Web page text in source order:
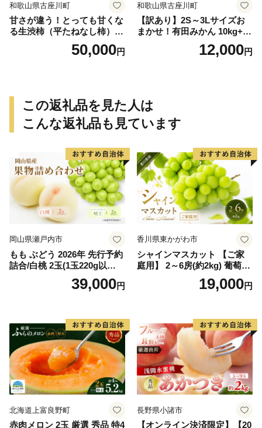
和歌山県古座川町
甘さが違う！とっても甘くな
る生渋柿（平たねなし柿）吊
ップ付約14.5～15kg 約60～
50,000円
和歌山県古座川町
【訳あり】2S～3Lサイズお
まかせ！有田みかん 10kg+2k
g保証分 11月から12月下旬ま
でに順次発送致します。 / 訳
12,000円
この返礼品を見た人は
こんな返礼品も見ています
岡山県瀬戸内市
もも ぶどう 2026年 先行予約
詰合/白桃 2玉(1玉220g以
上)・シャインマスカット 晴
39,000円
香川県東かがわ市
シャインマスカット 【ご家
庭用】 2～6房(約2kg) 葡萄 ぶ
どう ブドウ フルーツ 果物 く
だもの 果実 旬の果物 旬のフ
19,000円
北海道上富良野町
赤肉メロン 2玉 厳選 秀品 特4
長野県小諸市
【オンライン決済限定】【20